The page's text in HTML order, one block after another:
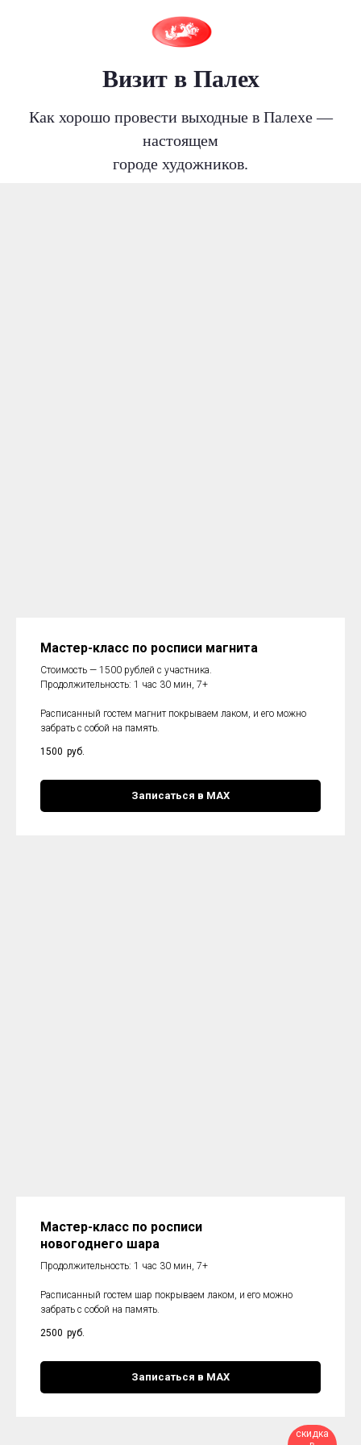
Визит в Палех
Как хорошо провести выходные в Палехе —
настоящем
городе художников.
Мастер-класс по росписи магнита
Стоимость — 1500 рублей с участника.
Продолжительность: 1 час 30 мин, 7+
Расписанный гостем магнит покрываем лаком, и его можно
забрать с собой на память.
1500 руб.
Записаться в МАХ
Мастер-класс по росписи
новогоднего шара
Продолжительность: 1 час 30 мин, 7+
Расписанный гостем шар покрываем лаком, и его можно
забрать с собой на память.
2500 руб.
Записаться в МАХ
скидка